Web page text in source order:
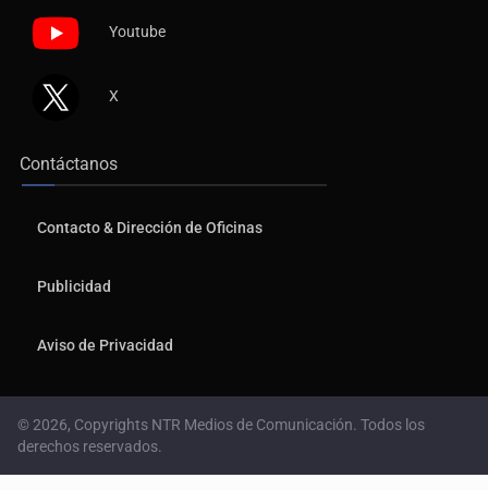
Youtube
X
Contáctanos
Contacto & Dirección de Oficinas
Publicidad
Aviso de Privacidad
© 2026, Copyrights NTR Medios de Comunicación. Todos los
derechos reservados.